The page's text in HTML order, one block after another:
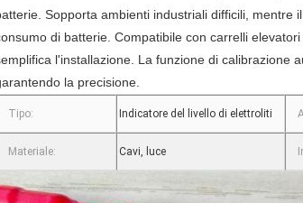
Sopporta ambienti industriali difficili, mentre
di batterie. Compatibile con carrelli
l'installazione. La funzione di calibrazione
la precisione.
Tipo: Indicatore del livello di elettroliti
Materiale: Cavi, luce